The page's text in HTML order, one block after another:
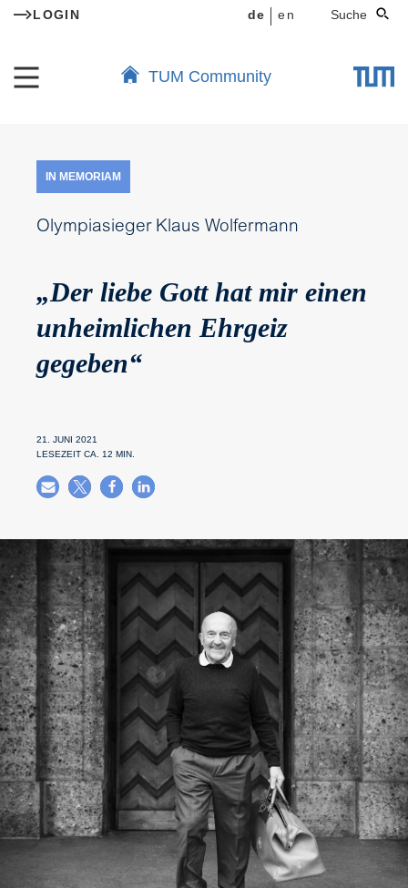
LOGIN de en Suche
TUM Community
IN MEMORIAM
Olympiasieger Klaus Wolfermann
„Der liebe Gott hat mir einen
unheimlichen Ehrgeiz
gegeben“
21. JUNI 2021
LESEZEIT CA. 12 MIN.